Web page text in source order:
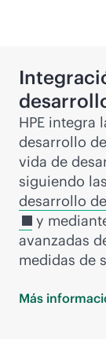
HPE integra
desarrollo
vida de
siguiendo
desarrollo
y
avanzadas
medidas de
Más